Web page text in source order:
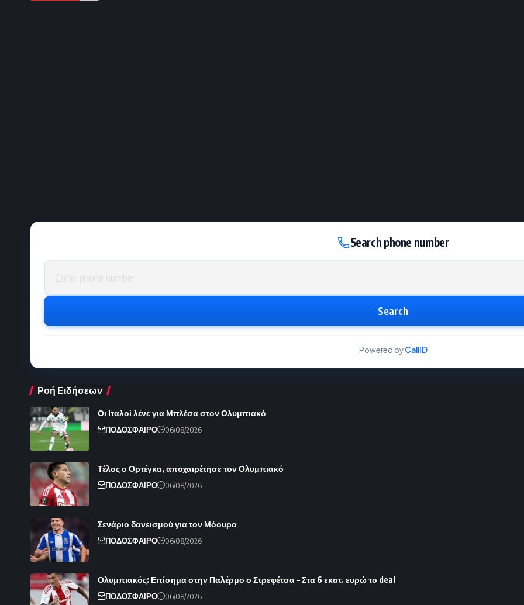
Search phone number
Phone number
Search
Powered byCallID
Ροή Ειδήσεων
Οι Ιταλοί λένε για Μπλέσα στον Ολυμπιακό
ΠΟΔΟΣΦΑΙΡΟ 06/08/2026
Τέλος ο Ορτέγκα, αποχαιρέτησε τον Ολυμπιακό
ΠΟΔΟΣΦΑΙΡΟ 06/08/2026
Σενάριο δανεισμού για τον Μόουρα
ΠΟΔΟΣΦΑΙΡΟ 06/08/2026
Ολυμπιακός: Επίσημα στην Παλέρμο ο Στρεφέτσα – Στα 6 εκατ. ευρώ το deal
ΠΟΔΟΣΦΑΙΡΟ 06/08/2026